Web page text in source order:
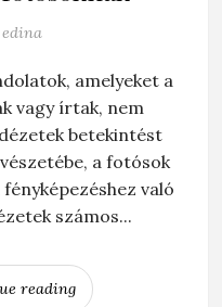
edina
amelyeket a
vagy írtak, nem
betekintést
a fotósok
való
számos...
reading